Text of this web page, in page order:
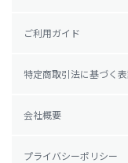
ご利用ガイド
特定商取引法に基づく
会社概要
プライバシーポリシー